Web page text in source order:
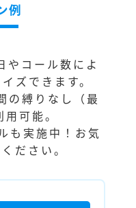
例
やコール数によ
ズできます。
の縛りなし（最
可能。
も実施中！お気
ださい。